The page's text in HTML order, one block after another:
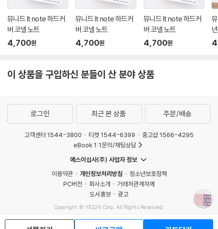
뮤니드 It note 하드커
버 코넬 노트
4,700원
뮤니드 It note 하드커
버 코넬 노트
4,700원
뮤니드 It note 하드커
버 코넬 노트
4,700원
이 상품을 구입하신 분들이 산 분야 상품
로그인 최근 본 상품 주문/배송
고객센터 1544-3800 티켓 1544-6399
중고샵 1566-4295
eBook 1:1문의/채팅상담
예스이십사(주) 사업자 정보
이용약관
개인정보처리방침
청소년보호정책
PC버전
회사소개
거래처관계자께
도서홍보
광고
Copyright © YES24 Corp. All Rights Reserved.